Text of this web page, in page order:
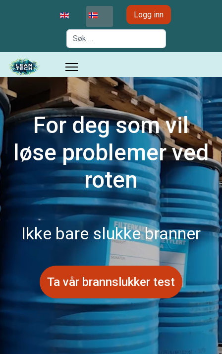
Logg inn
Søk
For deg som vil
løse problemer ved
roten
Ikke bare slukke branner
Ta vår brannslukker test